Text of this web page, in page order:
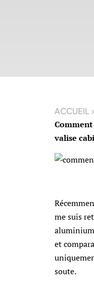
ACCUEIL
valise
me suis
et
soute.